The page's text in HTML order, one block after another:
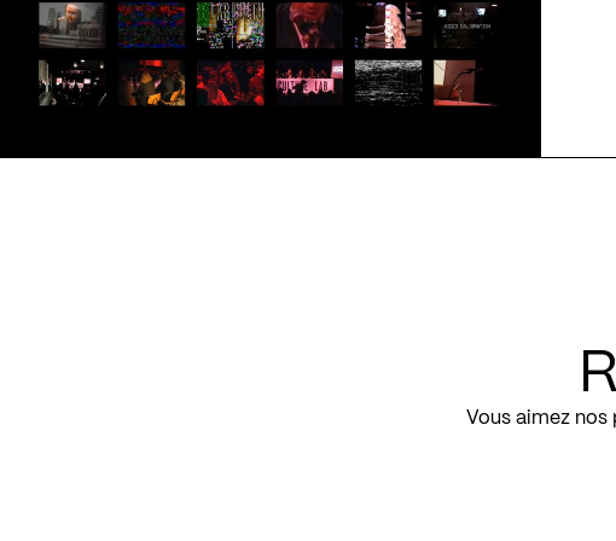
Vous aimez